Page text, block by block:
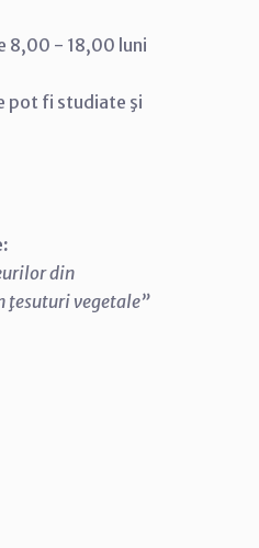
8,00 - 18,00 luni
pot fi studiate şi
din
ţesuturi vegetale”